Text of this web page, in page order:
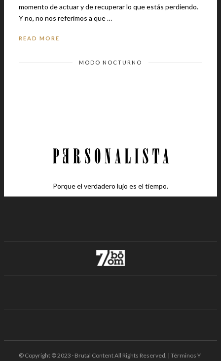
momento de actuar y de recuperar lo que estás perdiendo.
Y no, no nos referimos a que …
READ MORE
MODO NOCTURNO
Porque el verdadero lujo es el tiempo.
© Copyright © 2023 · Brutal Content All Rights Reserved. | Términos Y